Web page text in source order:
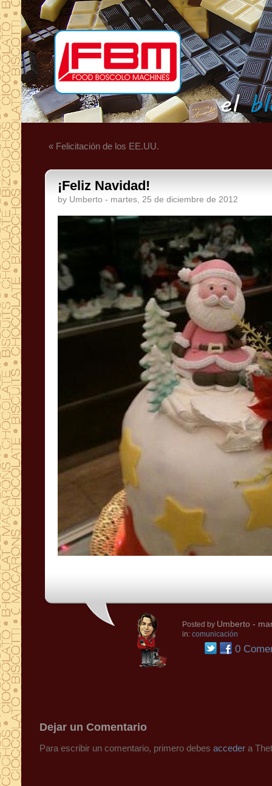
« Felicitación de los EE.UU.
¡Feliz Navidad!
by Umberto - martes, 25 de diciembre de 2012
Posted by Umberto -
in: comunicación
0
Dejar un Comentario
Para escribir un comentario, primero debes acceder a